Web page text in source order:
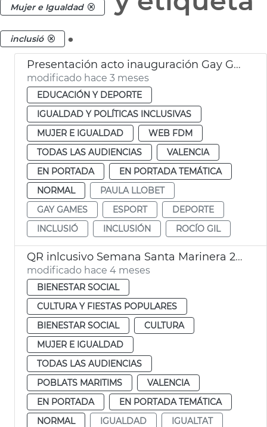
Mujer e Igualdad
inclusió .
Presentación acto inauguración Gay Games València 2026
modificado hace 3 meses
EDUCACIÓN Y DEPORTE
IGUALDAD Y POLÍTICAS INCLUSIVAS
MUJER E IGUALDAD
WEB FDM
TODAS LAS AUDIENCIAS
VALENCIA
EN PORTADA
EN PORTADA TEMÁTICA
NORMAL
PAULA LLOBET
GAY GAMES
ESPORT
DEPORTE
INCLUSIÓ
INCLUSIÓN ROCÍO GIL
QR inlcusivo Semana Santa Marinera 2026
modificado hace 4 meses
BIENESTAR SOCIAL
CULTURA Y FIESTAS POPULARES
BIENESTAR SOCIAL
CULTURA
MUJER E IGUALDAD
TODAS LAS AUDIENCIAS
POBLATS MARITIMS
VALENCIA
EN PORTADA
EN PORTADA TEMÁTICA
NORMAL
IGUALDAD
IGUALTAT